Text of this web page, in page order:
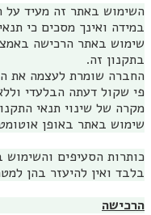
השימוש באתר זה מעיד על
במידה ואינך מסכים כי
שימוש באתר הרכישה
בתקנון זה.
החברה שומרת לעצמה את
פי שקול דעתה הבלעדי
מקרה של שינוי תנאי
שימוש באתר באופן
כותרות הסעיפים והשימוש
בלבד ואין להיעזר בהן
הרכישה